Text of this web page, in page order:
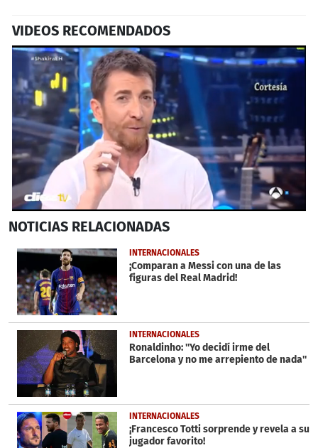
VIDEOS RECOMENDADOS
seconds
1
52
seconds
NOTICIAS RELACIONADAS
INTERNACIONALES
¡Comparan a Messi con una de las
figuras del Real Madrid!
INTERNACIONALES
Ronaldinho: ''Yo decidí irme del
Barcelona y no me arrepiento de nada''
INTERNACIONALES
¡Francesco Totti sorprende y revela a su
jugador favorito!